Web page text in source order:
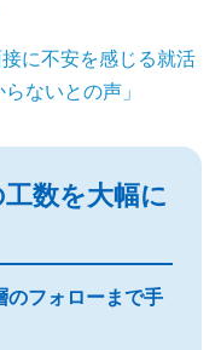
に不安を感じる就活
ないとの声」
数を大幅に
のフォローまで手